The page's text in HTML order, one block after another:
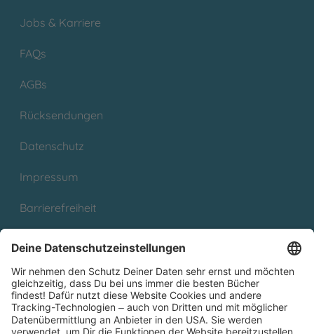
Jobs & Karriere
FAQs
AGBs
Rücksendungen
Datenschutz
Impressum
Barrierefreiheit
Partnerprogramm (Affiliate)
Folge uns auf